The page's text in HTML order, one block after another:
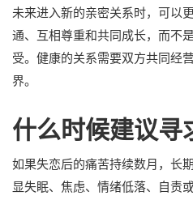
未来进入新的亲密关系时，可以
通、互相尊重和共同成长，而不
受。健康的关系需要双方共同经
界。
什么时候建议寻
如果失恋后的痛苦持续数月，长
显失眠、焦虑、情绪低落、自责